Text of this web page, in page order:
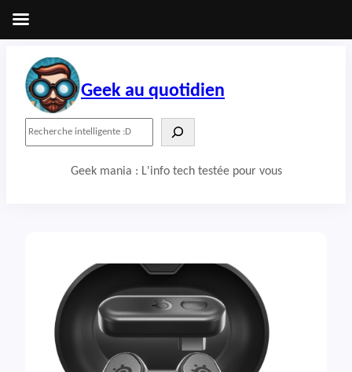
contenu
Geek au quotidien
Geek mania : L'info tech testée pour vous